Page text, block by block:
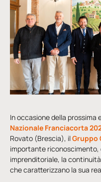
In occasione della prossima
Nazionale Franciacorta
Rovato (Brescia), ilGruppo
importante riconoscimento,
imprenditoriale, la
che caratterizzano la sua